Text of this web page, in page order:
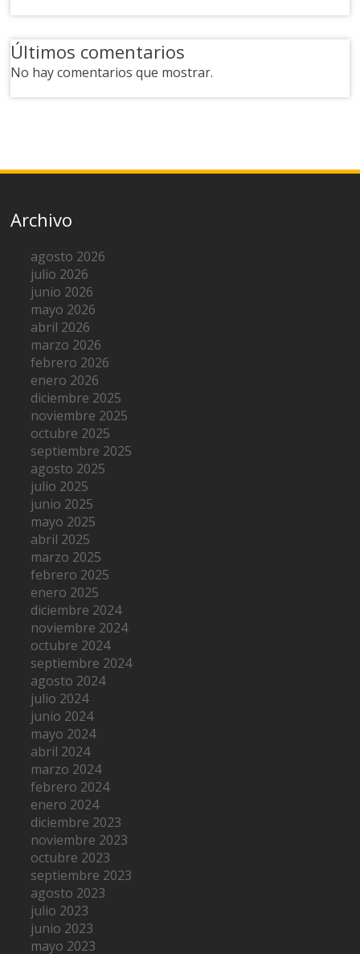
Últimos comentarios
No hay comentarios que mostrar.
Archivo
agosto 2026
julio 2026
junio 2026
mayo 2026
abril 2026
marzo 2026
febrero 2026
enero 2026
diciembre 2025
noviembre 2025
octubre 2025
septiembre 2025
agosto 2025
julio 2025
junio 2025
mayo 2025
abril 2025
marzo 2025
febrero 2025
enero 2025
diciembre 2024
noviembre 2024
octubre 2024
septiembre 2024
agosto 2024
julio 2024
junio 2024
mayo 2024
abril 2024
marzo 2024
febrero 2024
enero 2024
diciembre 2023
noviembre 2023
octubre 2023
septiembre 2023
agosto 2023
julio 2023
junio 2023
mayo 2023